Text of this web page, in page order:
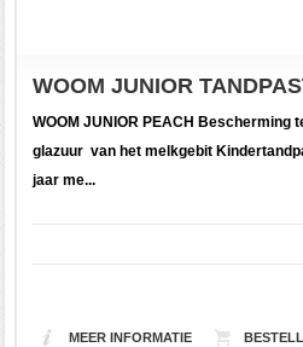
WOOM JUNIOR
WOOM JUNIOR PEACH Bescherming
glazuur van het melkgebit
jaar me...
MEER INFORMATIE